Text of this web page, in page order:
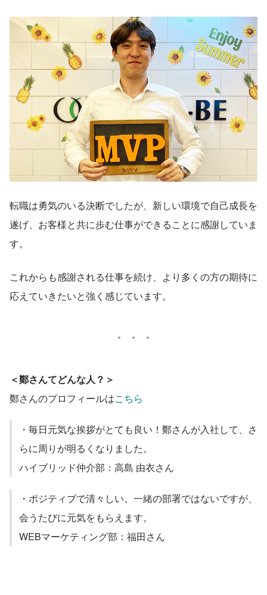
転職は勇気のいる決断でしたが、新しい環境で自己成長を
遂げ、お客様と共に歩む仕事ができることに感謝していま
す。
これからも感謝される仕事を続け、より多くの方の期待に
応えていきたいと強く感じています。
＜鄭さんてどんな人？＞
鄭さんのプロフィールはこちら
・毎日元気な挨拶がとても良い！鄭さんが入社して、さ
らに周りが明るくなりました。
ハイブリッド仲介部：高島 由衣さん
・ポジティブで清々しい。一緒の部署ではないですが、
会うたびに元気をもらえます。
WEBマーケティング部：福田さん